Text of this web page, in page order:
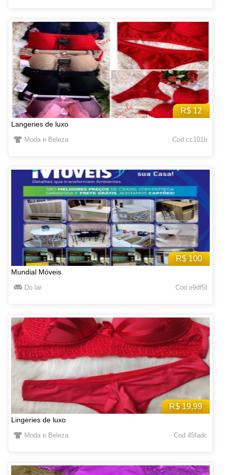
R$ 12
Langeries de luxo
Moda e Beleza Cod cc101b
R$ 100
Mundial Móveis
Do lar Cod e9df5f
R$ 19,99
Lingeries de luxo
Moda e Beleza Cod 45fadc